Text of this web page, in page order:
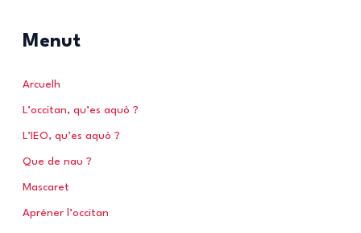
r
h
e
Menut
Arcuelh
L’occitan, qu’es aquò ?
L’IEO, qu’es aquò ?
Que de nau ?
Mascaret
Apréner l’occitan